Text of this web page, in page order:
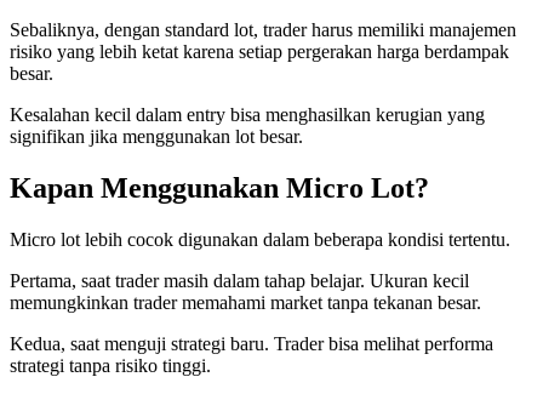
Sebaliknya, dengan standard lot, trader harus memiliki manajemen
risiko yang lebih ketat karena setiap pergerakan harga berdampak
besar.
Kesalahan kecil dalam entry bisa menghasilkan kerugian yang
signifikan jika menggunakan lot besar.
Kapan Menggunakan Micro Lot?
Micro lot lebih cocok digunakan dalam beberapa kondisi tertentu.
Pertama, saat trader masih dalam tahap belajar. Ukuran kecil
memungkinkan trader memahami market tanpa tekanan besar.
Kedua, saat menguji strategi baru. Trader bisa melihat performa
strategi tanpa risiko tinggi.